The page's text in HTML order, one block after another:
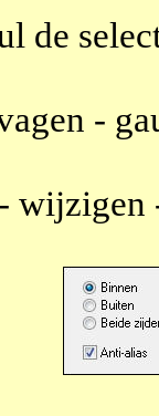
de
-
wijzigen